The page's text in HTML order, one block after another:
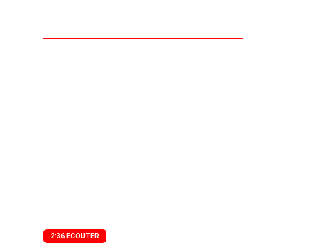
2:36 ECOUTER